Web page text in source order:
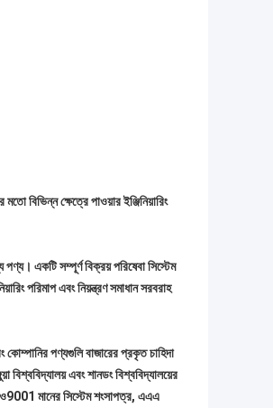
বিভিন্ন ক্ষেত্রে পাওয়ার ইঞ্জিনিয়ারিং
পণ্য। একটি সম্পূর্ণ বিক্রয় পরিষেবা সিস্টেম
পরিমাপ এবং নিয়ন্ত্রণ সমাধান সরবরাহ
পণ্যগুলি বাজারের প্রকৃত চাহিদা
এবং শানডং বিশ্ববিদ্যালয়ের
মানের সিস্টেম শংসাপত্র, এএএ